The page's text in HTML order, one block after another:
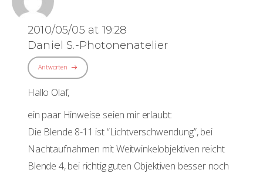
2010/05/05 at 19:28
Daniel S.-Photonenatelier
Antworten
Hallo Olaf,
ein paar Hinweise seien mir erlaubt:
Die Blende 8-11 ist “Lichtverschwendung”, bei
Nachtaufnahmen mit Weitwinkelobjektiven reicht
Blende 4, bei richtig guten Objektiven besser noch